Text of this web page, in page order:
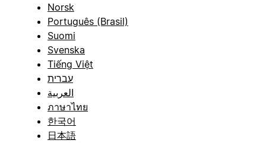
Norsk
Português (Brasil)
Suomi
Svenska
Tiếng Việt
עברית
العربية
ภาษาไทย
한국어
日本語